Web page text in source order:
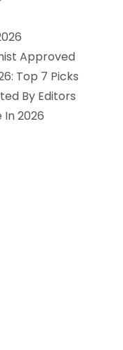
Approved
Top 7 Picks
By Editors
In 2026